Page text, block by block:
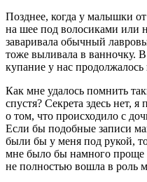
Позднее, когда у малышки
на шее под волосиками или
заваривала обычный
тоже выливала в ванночку. В
купание у нас
Как мне удалось помнить
спустя? Секрета здесь нет, я
о том, что происходило с
Если бы подобные записи
были бы у меня под рукой,
мне было бы намного проще
не полностью вошла в роль